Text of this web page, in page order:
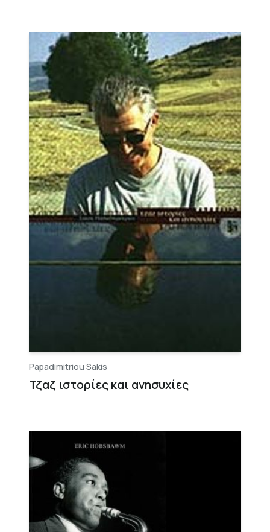
Papadimitriou Sakis
Τζαζ ιστορίες και ανησυχίες